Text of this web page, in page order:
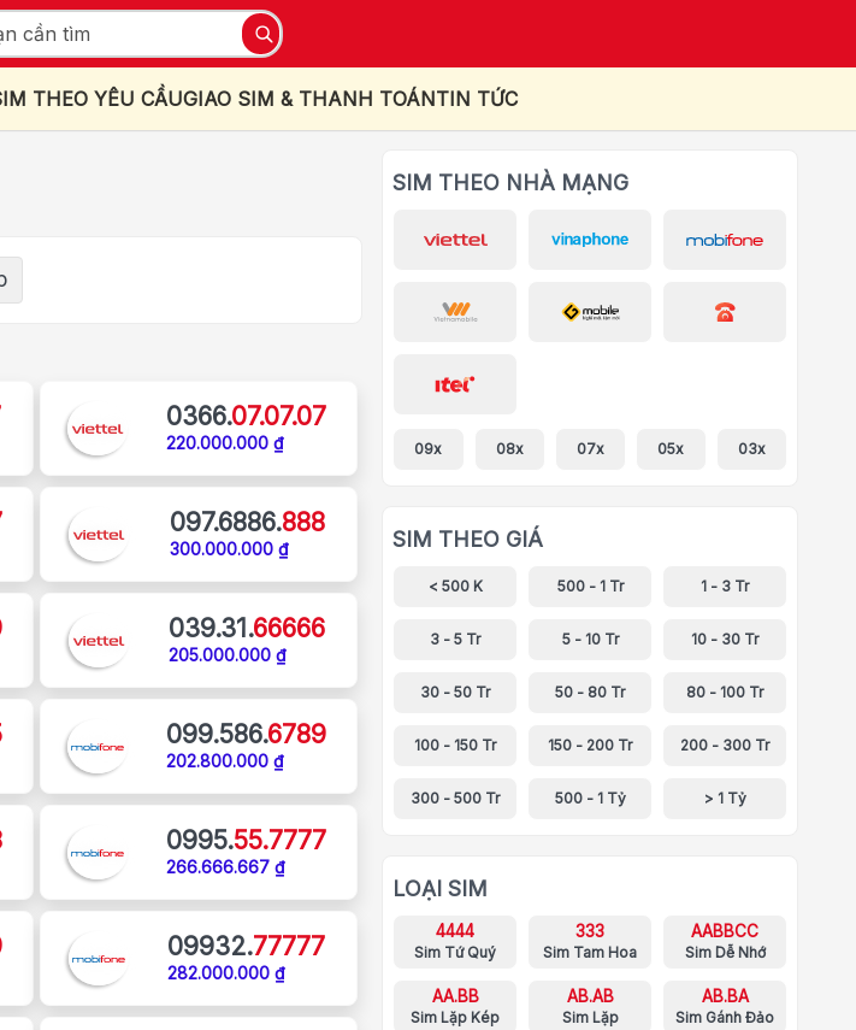
THEO YÊU CẦUGIAO SIM & THANH TOÁNTIN TỨC
0366.07.07.07
220.000.000 ₫
097.6886.888
300.000.000 ₫
039.31.66666
205.000.000 ₫
099.586.6789
202.800.000 ₫
0995.55.7777
266.666.667 ₫
09932.77777
282.000.000 ₫
SIM THEO NHÀ MẠNG
09x 08x 07x 05x 03x
SIM THEO GIÁ
< 500 K 500 - 1 Tr 1 - 3 Tr
3 - 5 Tr 5 - 10 Tr 10 - 30 Tr
30 - 50 Tr 50 - 80 Tr 80 - 100 Tr
100 - 150 Tr 150 - 200 Tr 200 - 300 Tr
300 - 500 Tr 500 - 1 Tỷ > 1 Tỷ
LOẠI SIM
4444
Sim Tứ Quý
333
Sim Tam Hoa
AABBCC
Sim Dễ Nhớ
AA.BB
Sim Lặp Kép
AB.AB
Sim Lặp
AB.BA
Sim Gánh Đảo